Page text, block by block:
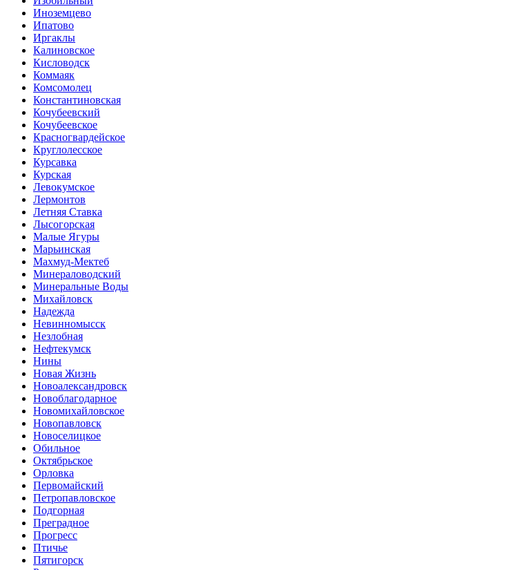
Иноземцево
Ипатово
Иргаклы
Калиновское
Кисловодск
Коммаяк
Комсомолец
Константиновская
Кочубеевский
Кочубеевское
Красногвардейское
Круглолесское
Курсавка
Курская
Левокумское
Лермонтов
Летняя Ставка
Лысогорская
Малые Ягуры
Марьинская
Махмуд-Мектеб
Минераловодский
Минеральные Воды
Михайловск
Надежда
Невинномысск
Незлобная
Нефтекумск
Нины
Новая Жизнь
Новоалександровск
Новоблагодарное
Новомихайловское
Новопавловск
Новоселицкое
Обильное
Октябрьское
Орловка
Первомайский
Петропавловское
Подгорная
Преградное
Прогресс
Птичье
Пятигорск